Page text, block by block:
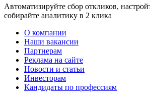
Автоматизируйте сбор откликов,
собирайте аналитику в 2 клика
О компании
Наши вакансии
Партнерам
Реклама на сайте
Новости и статьи
Инвесторам
Кандидаты по профессиям